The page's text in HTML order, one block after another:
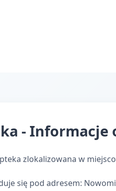
- Informacje
zlokalizowana w
się pod adresem: